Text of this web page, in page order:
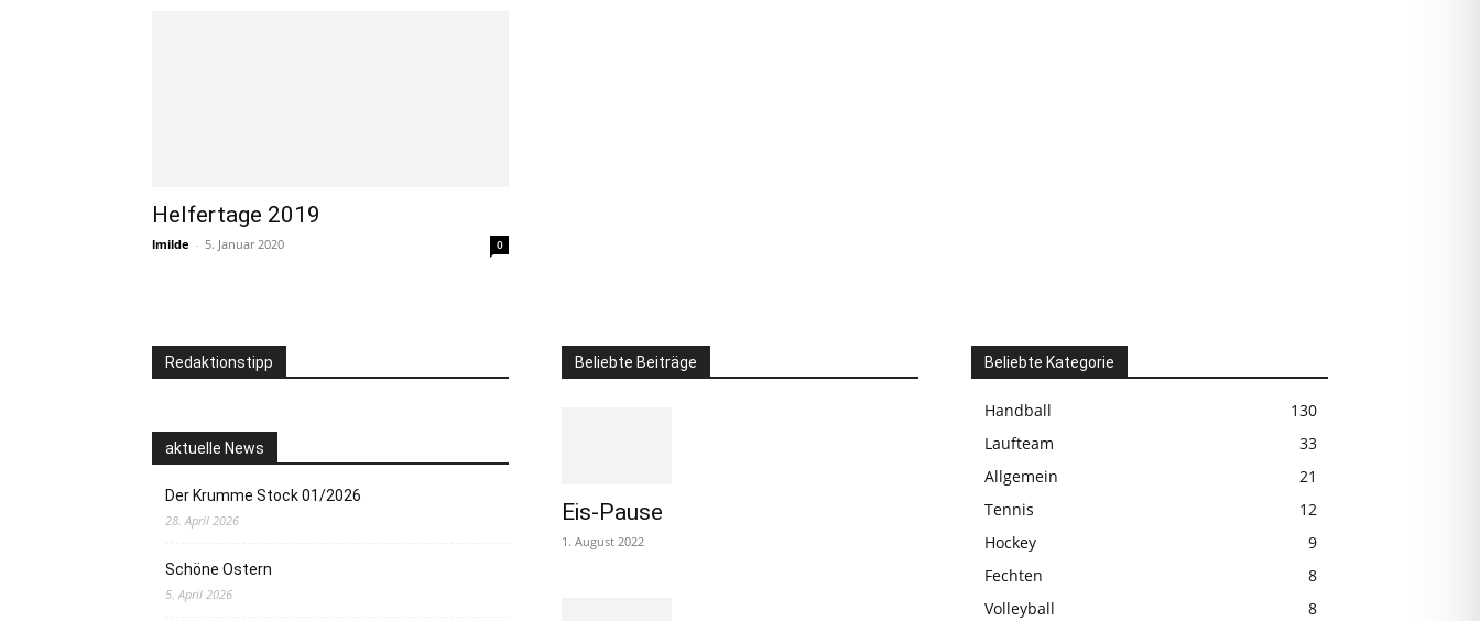
Helfertage 2019
lmilde - 5. Januar 2020 0
Redaktionstipp
aktuelle News
Der Krumme Stock 01/2026
28. April 2026
Schöne Ostern
5. April 2026
Beliebte Beiträge
Eis-Pause
1. August 2022
Beliebte Kategorie
Handball
130
Laufteam
33
Allgemein
21
Tennis
12
Hockey
9
Fechten
8
Volleyball
8